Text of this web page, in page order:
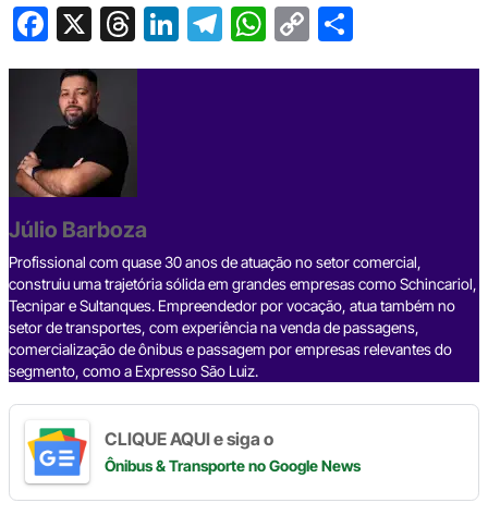
F
a
c
e
b
o
o
k
X T
hr
s
Li
n
T
el
W
h
C
o
S
h
Júlio Barboza
Profissional com quase 30 anos de atuação no setor comercial,
construiu uma trajetória sólida em grandes empresas como Schincariol,
Tecnipar e Sultanques. Empreendedor por vocação, atua também no
setor de transportes, com experiência na venda de passagens,
comercialização de ônibus e passagem por empresas relevantes do
segmento, como a Expresso São Luiz.
CLIQUE AQUI e siga o
Ônibus & Transporteno Google News